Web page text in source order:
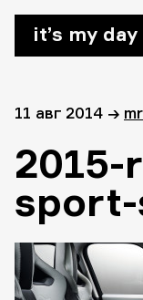
it’s my day
11 авг 2014 →